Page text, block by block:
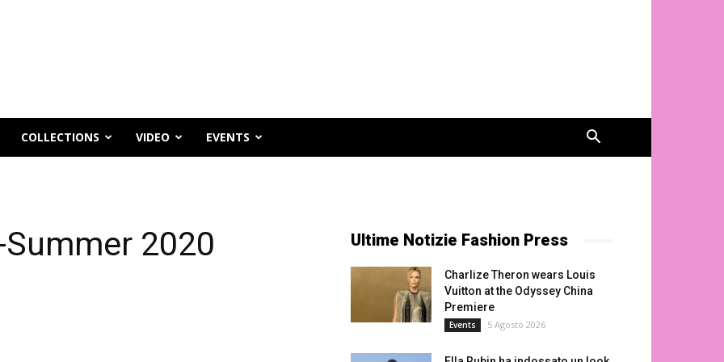
COLLECTIONS VIDEO EVENTS
2020 Ultime Notizie Fashion Press
Charlize Theron wears Louis
Vuitton at the Odyssey China
Premiere
Events 5 Agosto 2026